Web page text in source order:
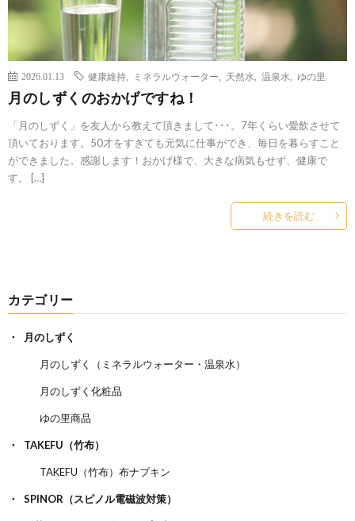
2026.01.13 健康維持 ミネラルウォーター 天然水 温泉水 ゆの里
月のしずくのおかげですね！
「月のしずく」を友人から教えて頂きまして･･･。7年くらい愛飲させて
頂いております。50才をすぎても元気に仕事ができ、毎日を暮らすこと
ができました。感謝します！おかげ様で、大きな病気もせず、健康で
す。 […]
続きを読む
カテゴリー
月のしずく
月のしずく（ミネラルウォーター・温泉水）
月のしずく化粧品
ゆの里商品
TAKEFU（竹布）
TAKEFU（竹布）布ナプキン
SPINOR（スピノル電磁波対策）